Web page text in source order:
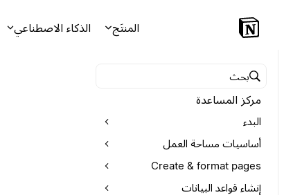
المنتَج الذكاء الاصطناعي
البحث في مركز المساعدة
مركز المساعدة
البدء
أساسيات مساحة العمل
Create & format pages
إنشاء قواعد البيانات